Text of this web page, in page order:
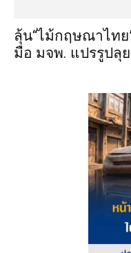
ลุ้น“ไม้กฤษณาไทย
มือ มจพ. แปรรูปลุ